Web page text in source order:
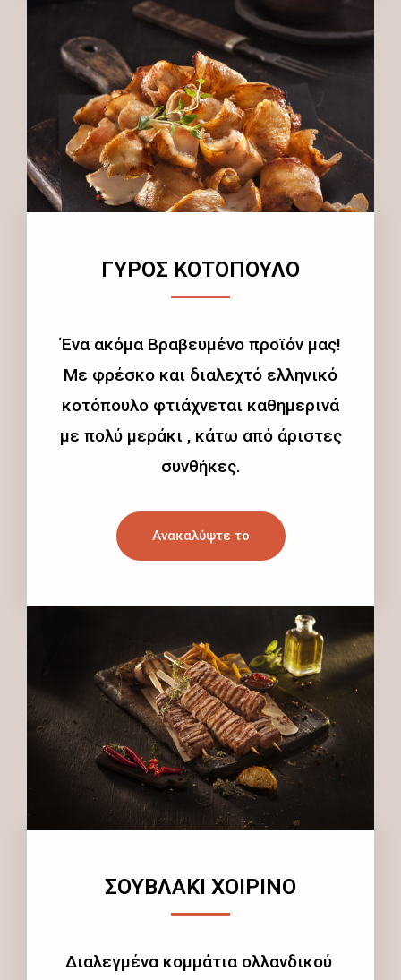
ΓΥΡΟΣ ΚΟΤΟΠΟΥΛΟ
Ένα ακόμα Βραβευμένο προϊόν μας!
Με φρέσκο και διαλεχτό ελληνικό
κοτόπουλο φτιάχνεται καθημερινά
με πολύ μεράκι , κάτω από άριστες
συνθήκες.
Ανακαλύψτε το
ΣΟΥΒΛΑΚΙ ΧΟΙΡΙΝΟ
Διαλεγμένα κομμάτια ολλανδικού